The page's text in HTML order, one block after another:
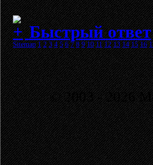
Быстрый ответ
Sitemap 1 2 3 4 5 6 7 8 9 10 11 12 13 14 15 16
© 2003 - 2026